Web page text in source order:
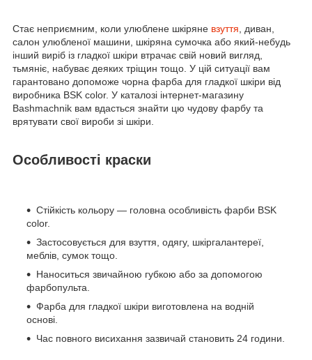
Стає неприємним, коли улюблене шкіряне взуття , диван,
салон улюбленої машини, шкіряна сумочка або який-небудь
інший виріб із гладкої шкіри втрачає свій новий вигляд,
тьмяніє, набуває деяких тріщин тощо. У цій ситуації вам
гарантовано допоможе чорна фарба для гладкої шкіри від
виробника BSK color. У каталозі інтернет-магазину
Bashmachnik вам вдасться знайти цю чудову фарбу та
врятувати свої вироби зі шкіри.
Особливості краски
Стійкість кольору — головна особливість фарби BSK
color.
Застосовується для взуття, одягу, шкіргалантереї,
меблів, сумок тощо.
Наноситься звичайною губкою або за допомогою
фарбопульта.
Фарба для гладкої шкіри виготовлена на водній
основі.
Час повного висихання зазвичай становить 24 години.